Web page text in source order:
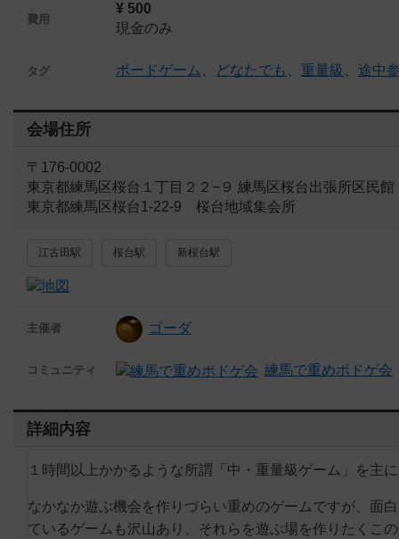
費用
¥ 500
現金のみ
タグ ボードゲーム どなたでも 重量級 途中
会場住所
〒176-0002
東京都練馬区桜台１丁目２２−９ 練馬区桜台出張所区民館
東京都練馬区桜台1-22-9 桜台地域集会所
江古田駅 桜台駅 新桜台駅
主催者 ゴーダ
コミュニティ 練馬で重めボドゲ会
詳細内容
１時間以上かかるような所謂「中・重量級ゲーム」を主
なかなか遊ぶ機会を作りづらい重めのゲームですが、面
ているゲームも沢山あり、それらを遊ぶ場を作りたくこ